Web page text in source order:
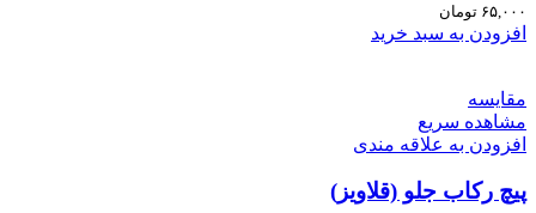
۶۵,۰۰۰ تومان
افزودن به سبد خرید
مقایسه
مشاهده سریع
افزودن به علاقه مندی
پیچ رکاب جلو (قلاویز)